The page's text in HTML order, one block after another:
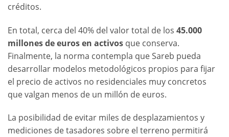
créditos.
En total, cerca del 40% del valor total de los 45.000
millones de euros en activos que conserva.
Finalmente, la norma contempla que Sareb pueda
desarrollar modelos metodológicos propios para fijar
el precio de activos no residenciales muy concretos
que valgan menos de un millón de euros.
La posibilidad de evitar miles de desplazamientos y
mediciones de tasadores sobre el terreno permitirá